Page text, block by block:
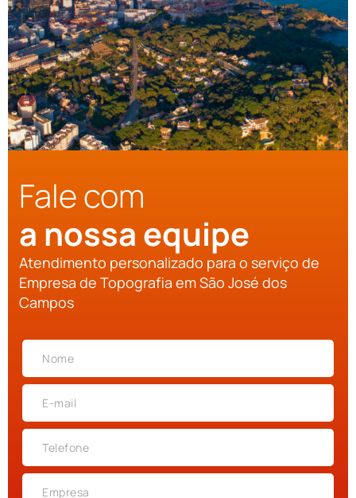
Fale com
a nossa equipe
Atendimento personalizado para o serviço de
Empresa de Topografia em São José dos
Campos